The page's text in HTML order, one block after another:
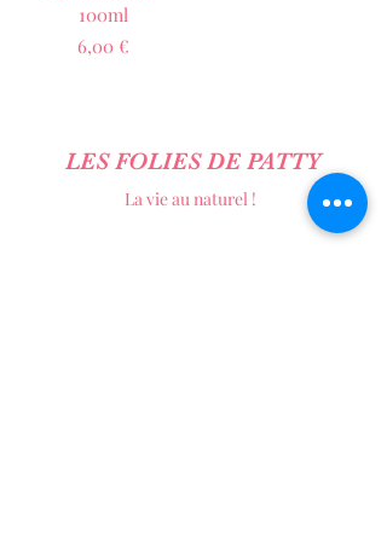
100ml
Prix
6,00 €
LES FOLIES DE PATTY
La vie au naturel !